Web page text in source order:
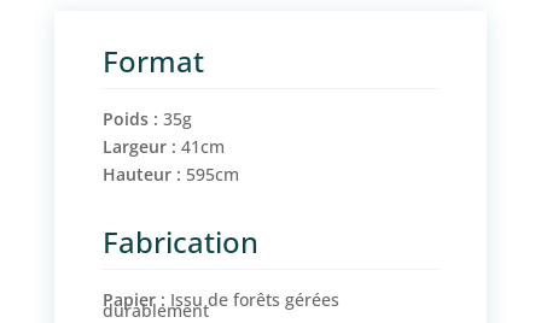
Format
Poids : 35g
Largeur : 41cm
Hauteur : 595cm
Fabrication
Papier : Issu de forêts gérées
durablement